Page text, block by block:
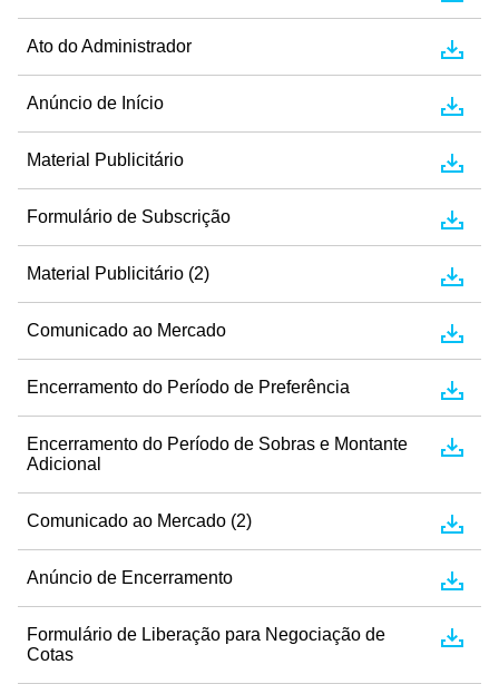
Ato do Administrador
Anúncio de Início
Material Publicitário
Formulário de Subscrição
Material Publicitário (2)
Comunicado ao Mercado
Encerramento do Período de Preferência
Encerramento do Período de Sobras e Montante
Adicional
Comunicado ao Mercado (2)
Anúncio de Encerramento
Formulário de Liberação para Negociação de
Cotas